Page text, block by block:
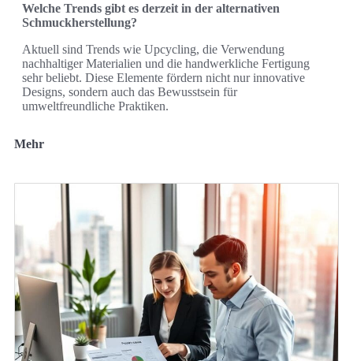
Welche Trends gibt es derzeit in der alternativen
Schmuckherstellung?
Aktuell sind Trends wie Upcycling, die Verwendung
nachhaltiger Materialien und die handwerkliche Fertigung
sehr beliebt. Diese Elemente fördern nicht nur innovative
Designs, sondern auch das Bewusstsein für
umweltfreundliche Praktiken.
Mehr